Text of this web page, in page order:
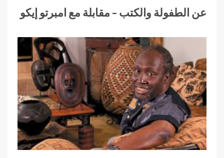
عن الطفولة والكتب – مقابلة مع امبرتو إيكو